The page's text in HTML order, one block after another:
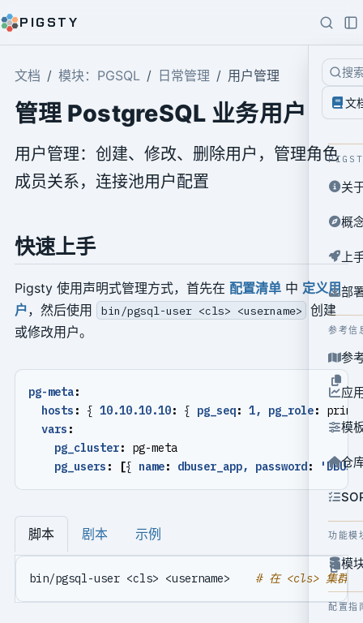
PIGSTY
搜
文
关
概
上
部
参考信
参
应
模
仓
功能模
模
配置指
文档 模块：PGSQL 日常管理 用户管理
管理 PostgreSQL 业务用户
用户管理：创建、修改、删除用户，管理角色
成员关系，连接池用户配置
快速上手
Pigsty 使用声明式管理方式，首先在 配置清单中 定义用
户，然后使用 bin/pgsql-user <cls> <username>
创建
或修改用户。
pg-meta:
hosts : { 10.10.10.10: { pg_seq: 1, pg_role:
vars :
pg_cluster:
pg-meta
pg_users : [{ name: dbuser_app, password:
脚本 剧本 示例
bin/pgsql-user <cls> <username> # 在 <cls> 集群上